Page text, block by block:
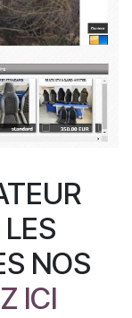
NOS
ICI